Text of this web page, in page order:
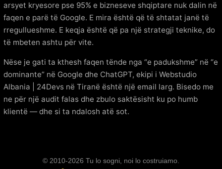
arsyet kryesore pse 95% e bizneseve shqiptare nuk dalin në
faqen e parë të Google. E mira është që të shtatat janë të
rregullueshme. E keqja është që pa një strategji teknike, do
të mbeten ashtu për vite.
Nëse je gati ta kthesh faqen tënde nga “e padukshme” në “e
dominante” në Google dhe ChatGPT, ekipi i Webstudio
Albania | 24Devs në Tiranë është një email larg. Bisedo me
ne për një audit falas dhe zbulo saktësisht ku po humb
klientë — dhe si ta ndalosh atë sot.
© 2010-2026 Tu lo sogni, noi lo costruiamo.